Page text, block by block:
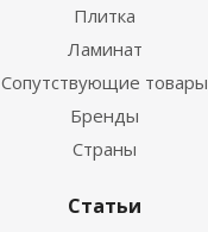
Плитка
Ламинат
Сопутствующие товары
Бренды
Страны
Статьи